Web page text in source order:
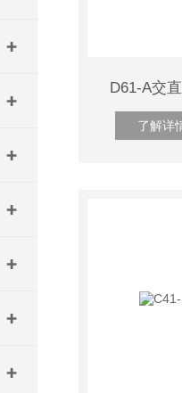
D61-A交
了解详